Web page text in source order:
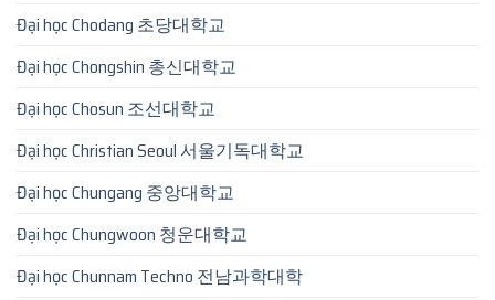
Đại học Chodang 초당대학교
Đại học Chongshin 총신대학교
Đại học Chosun 조선대학교
Đại học Christian Seoul 서울기독대학교
Đại học Chungang 중앙대학교
Đại học Chungwoon 청운대학교
Đại học Chunnam Techno 전남과학대학